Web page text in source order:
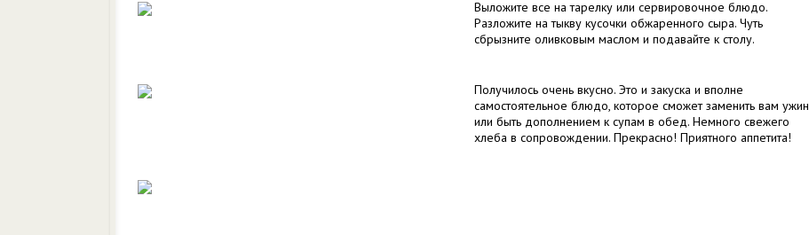
Выложите все на тарелку или сервировочное блюдо.
Разложите на тыкву кусочки обжаренного сыра. Чуть
сбрызните оливковым маслом и подавайте к столу.
Получилось очень вкусно. Это и закуска и вполне
самостоятельное блюдо, которое сможет заменить вам ужин
или быть дополнением к супам в обед. Немного свежего
хлеба в сопровождении. Прекрасно! Приятного аппетита!